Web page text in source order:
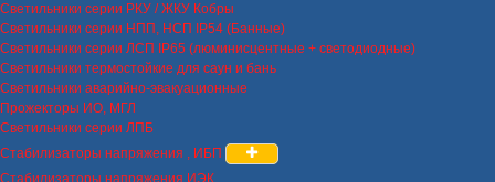
Светильники серии РКУ / ЖКУ Кобры
Светильники серии НПП, НСП IP54 (Банные)
Светильники серии ЛСП IP65 (люминисцентные + светодиодные)
Светильники термостойкие для саун и бань
Светильники аварийно-эвакуационные
Прожекторы ИО, МГЛ
Светильники серии ЛПБ
Стабилизаторы напряжения , ИБП